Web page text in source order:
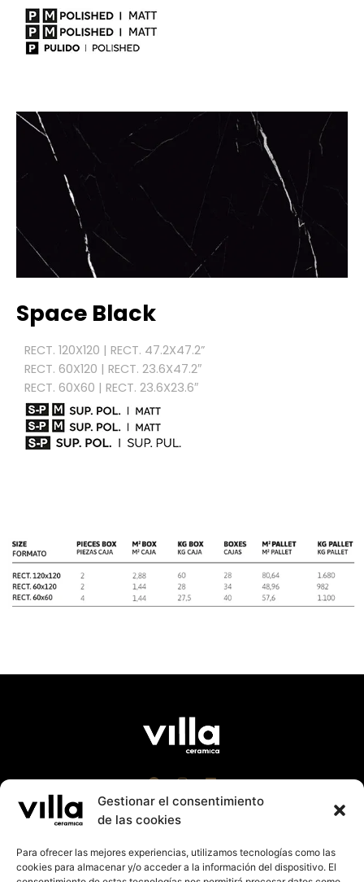
Gestionar el consentimiento
de las cookies
Para ofrecer las mejores experiencias, utilizamos tecnologías como las
cookies para almacenar y/o acceder a la información del dispositivo. El
Space Black
RECT. 120X120 | RECT. 47.2X47.2”
RECT. 60X120 | RECT. 23.6X47.2″
RECT. 60X60 | RECT. 23.6X23.6″
Villa Cerámica 2023 |Aviso Legal|Política Cookies